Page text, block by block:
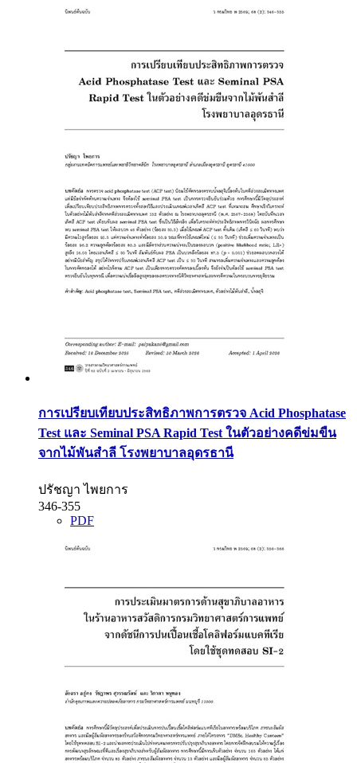
การเปรียบเทียบประสิทธิภาพการตรวจ Acid Phosphatase
Test และ Seminal PSA Rapid Test ในตัวอย่างคดีข่มขืน
จากไม้พันสำลี โรงพยาบาลอุดรธานี
ปรัชญา ไพยการ
346-355
PDF